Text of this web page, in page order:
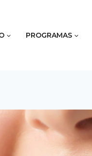
PROGRAMAS